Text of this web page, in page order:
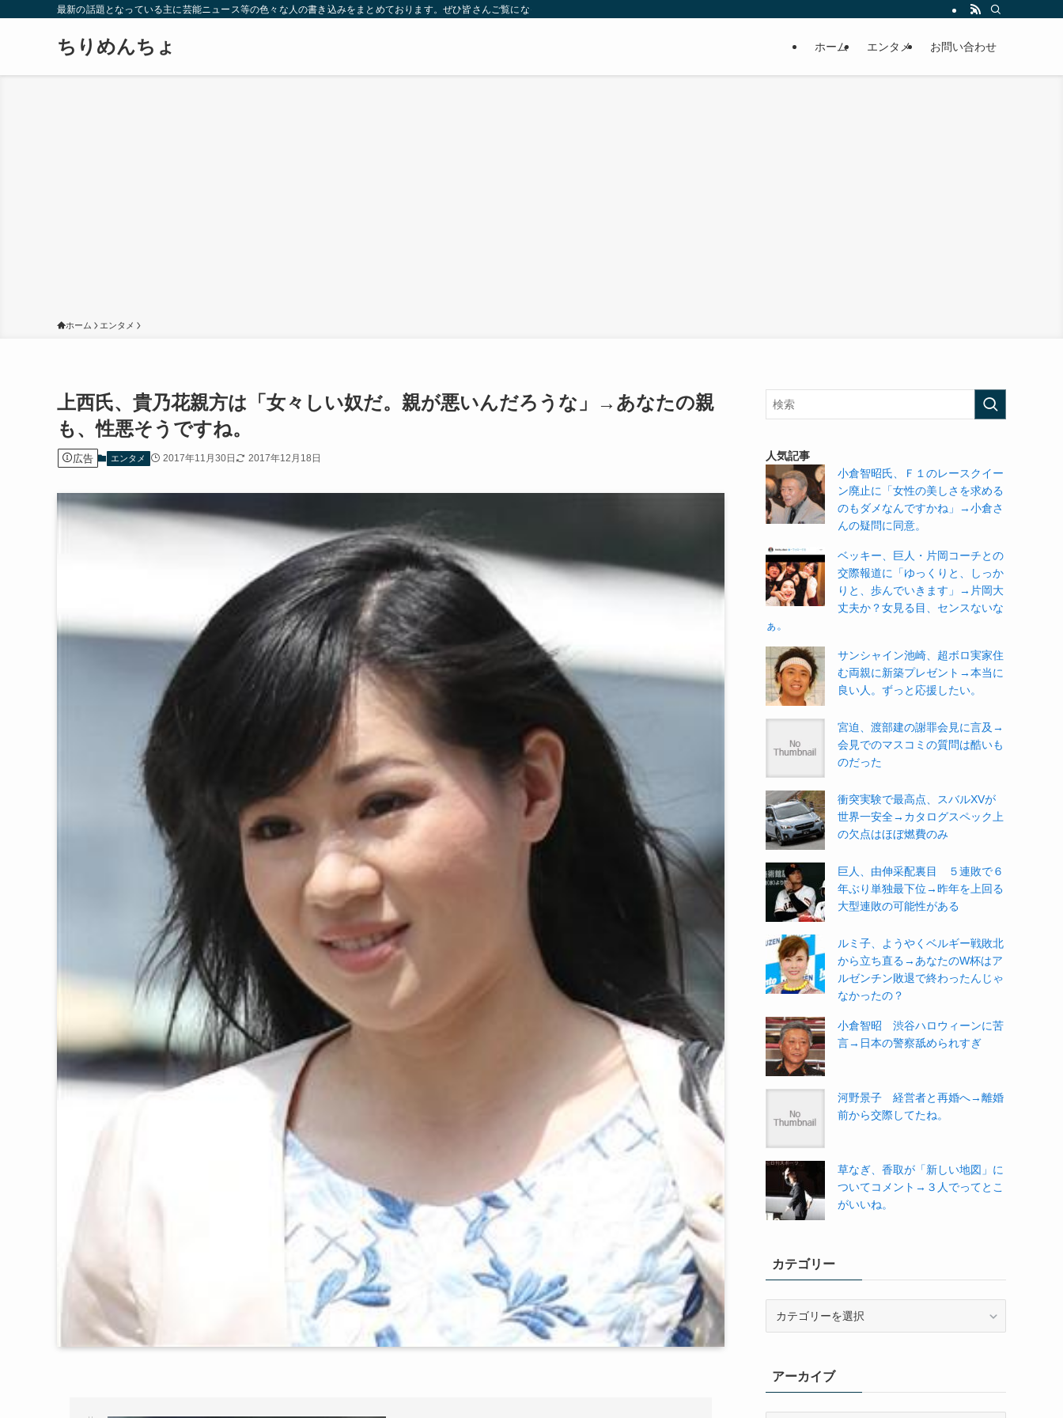
最新の話題となっている主に芸能ニュース等の色々な人の書き込みをまとめております。ぜひ皆さんご覧になっていってください。
ちりめんちょ ホーム エンタメ お問い合わせ
ホーム エンタメ
上西氏、貴乃花親方は「女々しい奴だ。親が悪いんだろうな」→あなたの親
も、性悪そうですね。
広告 エンタメ 2017年11月30日 2017年12月18日
人気記事
小倉智昭氏、Ｆ１のレースクイー
ン廃止に「女性の美しさを求める
のもダメなんですかね」→小倉さ
んの疑問に同意。
ベッキー、巨人・片岡コーチとの
交際報道に「ゆっくりと、しっか
りと、歩んでいきます」→片岡大
丈夫か？女見る目、センスないな
ぁ。
サンシャイン池崎、超ボロ実家住
む両親に新築プレゼント→本当に
良い人。ずっと応援したい。
宮迫、渡部建の謝罪会見に言及→
会見でのマスコミの質問は酷いも
のだった
衝突実験で最高点、スバルXVが
世界一安全→カタログスペック上
の欠点はほぼ燃費のみ
巨人、由伸采配裏目 ５連敗で６
年ぶり単独最下位→昨年を上回る
大型連敗の可能性がある
ルミ子、ようやくベルギー戦敗北
から立ち直る→あなたのW杯はア
ルゼンチン敗退で終わったんじゃ
なかったの？
小倉智昭 渋谷ハロウィーンに苦
言→日本の警察舐められすぎ
河野景子 経営者と再婚へ→離婚
前から交際してたね。
草なぎ、香取が「新しい地図」に
ついてコメント→３人でってとこ
がいいね。
カテゴリー
ーアーカイブ